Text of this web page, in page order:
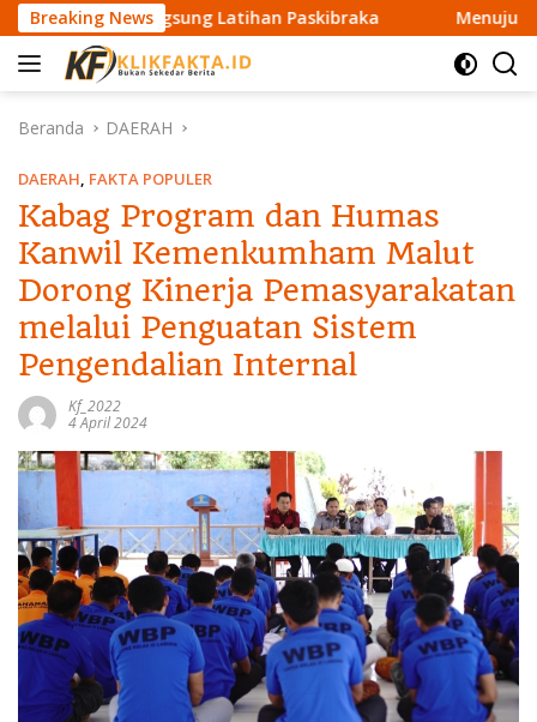
a
Breaking News
Langsung Latihan Paskibraka Menuju IFRC 2026,
Beranda DAERAH
DAERAH, FAKTA POPULER
Kabag Program dan Humas
Kanwil Kemenkumham Malut
Dorong Kinerja Pemasyarakatan
melalui Penguatan Sistem
Pengendalian Internal
Kf_2022
4 April 2024